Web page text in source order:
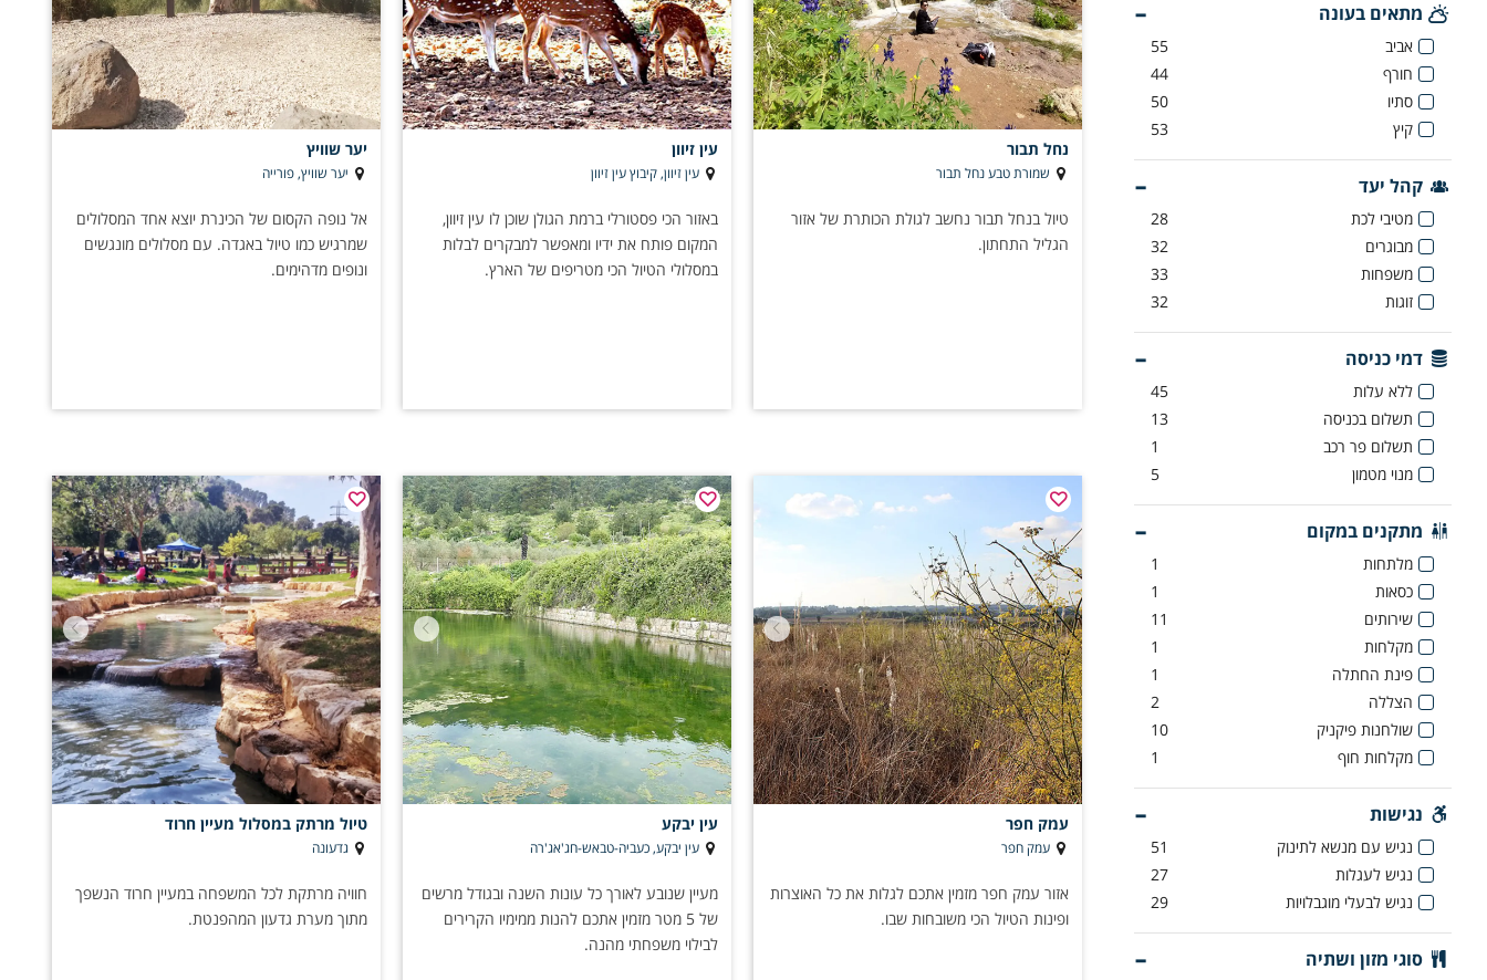
למי זה מתאים?
הבילוי הזה יכול להשתלב כמעט בכל סיטואציה:
💑 זמן איכות רומנטי
👨‍👩‍👧‍👦 יום גיבוש משפחתי
👫 מפגש חברים מיוחד
🎉 ימי הולדת, הצעות נישואין ואירועים קטנים
נחל תבור
שמורת טבע נחל תבור
טיול בנחל תבור נחשב לגולת הכותרת של אזור
הגליל התחתון.
עין זיוון
עין זיוון, קיבוץ עין זיוון
באזור הכי פסטורלי ברמת הגולן שוכן לו עין זיוון,
המקום פותח את ידיו ומאפשר למבקרים לבלות
במסלולי הטיול הכי מטריפים של הארץ.
יער שוויץ
יער שוויץ, פורייה
אל נופה הקסום של הכינרת יוצא אחד המסלולים
שמרגיש כמו טיול באגדה. עם מסלולים מונגשים
ונופים מדהימים.
עמק חפר
עמק חפר
אזור עמק חפר מזמין אתכם לגלות את כל האוצרות
ופינות הטיול הכי משובחות שבו.
עין יבקע
עין יבקע, כעביה-טבאש-חג'אג'רה
מעיין שנובע לאורך כל עונות השנה ובגודל מרשים
של 5 מטר מזמין אתכם להנות ממימיו הקרירים
לבילוי משפחתי מהנה.
טיול מרתק במסלול מעיין חרוד
גדעונה
חוויה מרתקת לכל המשפחה במעיין חרוד הנשפך
מתוך מערת גדעון המהפנטת.
מתאים בעונה
אביב
55
חורף
44
סתיו
50
קיץ
53
קהל יעד
מטיבי לכת
28
מבוגרים
32
משפחות
33
זוגות
32
דמי כניסה
ללא עלות
45
תשלום בכניסה
13
תשלום פר רכב
1
מנוי מטמון
5
מתקנים במקום
מלתחות
1
כסאות
1
שירותים
11
מקלחות
1
פינת החתלה
1
הצללה
2
שולחנות פיקניק
10
מקלחות חוף
1
נגישות
נגיש עם מנשא לתינוק
51
נגיש לעגלות
27
נגיש לבעלי מוגבלויות
29
סוגי מזון ושתיה